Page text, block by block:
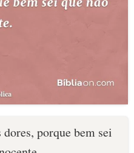
porque bem sei